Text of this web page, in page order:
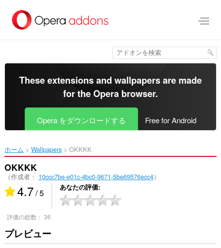
メ
ツ
移
動
These extensions and wallpapers are made
for theOpera browser.
Opera をダウンロードする Free for Android
ホーム Wallpapers OKKKK‎
OKKKK
（作成者： 10ccc7be-e01c-4bc0-9671-5be69576ecc4）
4.7/ 5 あなたの評価
評価の総数： 36
プレビュー